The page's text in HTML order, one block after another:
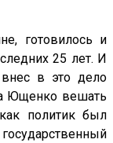
готовилось и
25 лет. И
в это дело
Ющенко вешать
политик был